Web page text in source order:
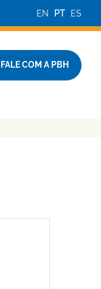
EN PT ES
FALE COM A PBH